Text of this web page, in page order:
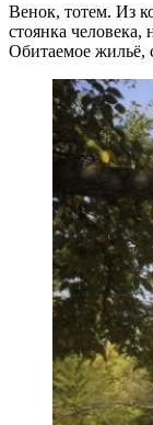
Венок, тотем. Из
стоянка
Обитаемое жильё,